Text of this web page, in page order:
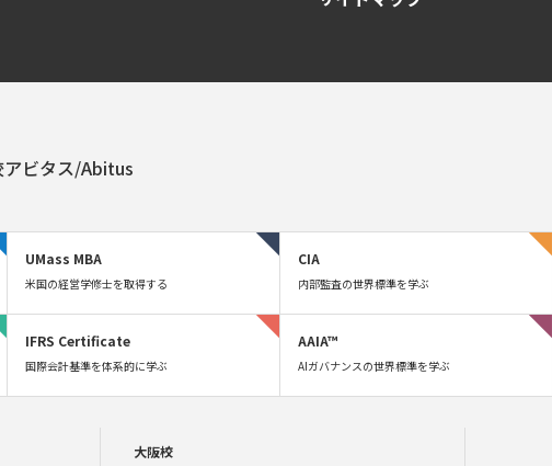
アビタス/Abitus
UMass MBA
米国の経営学修士を取得する
CIA
内部監査の世界標準を学ぶ
IFRS Certificate
国際会計基準を体系的に学ぶ
AAIA™
AIガバナンスの世界標準を学ぶ
大阪校